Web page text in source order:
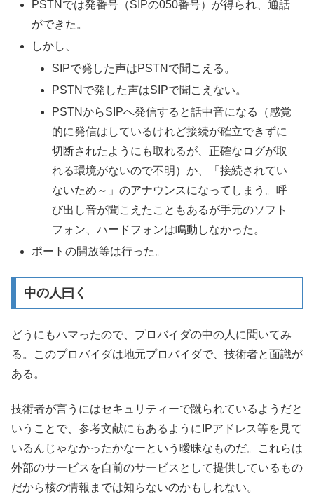
PSTNでは発番号（SIPの050番号）が得られ、通話
ができた。
しかし、
SIPで発した声はPSTNで聞こえる。
PSTNで発した声はSIPで聞こえない。
PSTNからSIPへ発信すると話中音になる（感覚
的に発信はしているけれど接続が確立できずに
切断されたようにも取れるが、正確なログが取
れる環境がないので不明）か、「接続されてい
ないため～」のアナウンスになってしまう。呼
び出し音が聞こえたこともあるが手元のソフト
フォン、ハードフォンは鳴動しなかった。
ポートの開放等は行った。
中の人曰く
どうにもハマったので、プロバイダの中の人に聞いてみ
る。このプロバイダは地元プロバイダで、技術者と面識が
ある。
技術者が言うにはセキュリティーで蹴られているようだと
いうことで、参考文献にもあるようにIPアドレス等を見て
いるんじゃなかったかなーという曖昧なものだ。これらは
外部のサービスを自前のサービスとして提供しているもの
だから核の情報までは知らないのかもしれない。